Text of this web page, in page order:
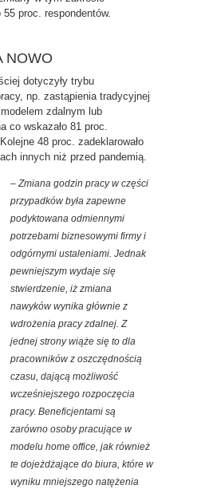
55 proc. respondentów.
NOWO
dotyczyły trybu
np. zastąpienia tradycyjnej
zdalnym lub
co wskazało 81 proc.
48 proc. zadeklarowało
innych niż przed pandemią.
– Zmiana godzin pracy w części
przypadków była zapewne
podyktowana odmiennymi
potrzebami biznesowymi firmy i
odgórnymi ustaleniami. Jednak
pewniejszym wydaje się
stwierdzenie, iż zmiana
nawyków wynika głównie z
wdrożenia pracy zdalnej. Z
jednej strony wiąże się to dla
pracowników z oszczędnością
czasu, dającą możliwość
wcześniejszego rozpoczęcia
pracy. Beneficjentami są
zarówno osoby pracujące w
modelu home office, jak również
te dojeżdżające do biura, które w
wyniku mniejszego natężenia